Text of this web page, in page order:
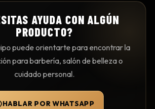
AYUDA CON ALGÚN
PRODUCTO?
puede orientarte para encontrar la
para barbería, salón de belleza o
cuidado personal.
HABLAR POR WHATSAPP